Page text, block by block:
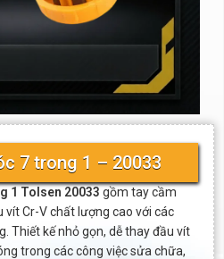
7 trong 1 – 20033
1 Tolsen 20033 gồm tay cầm
vít Cr-V chất lượng cao với các
Thiết kế nhỏ gọn, dễ thay đầu vít
trong các công việc sửa chữa,